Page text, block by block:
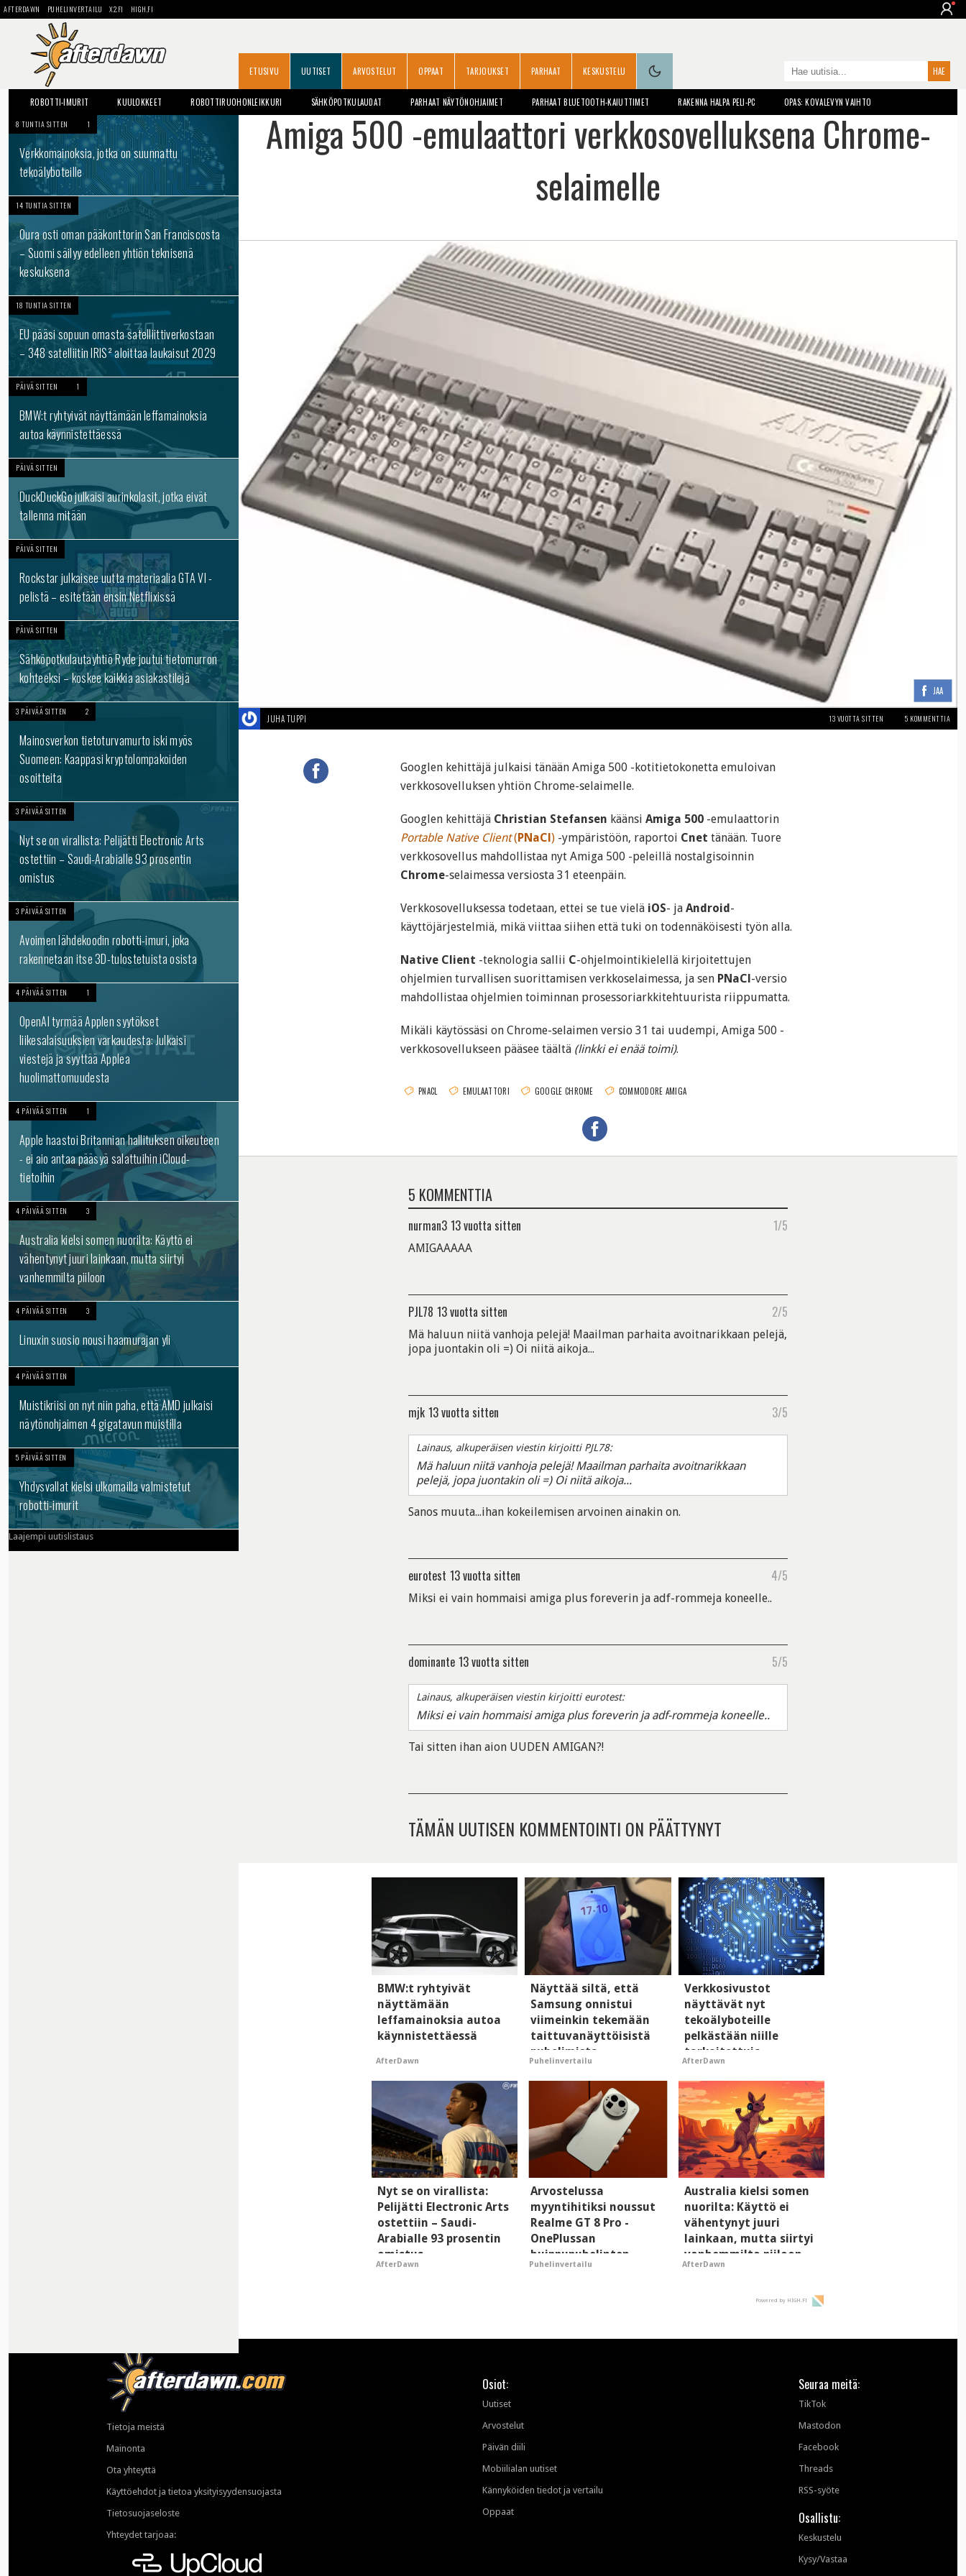
AFTERDAWN PUHELINVERTAILU X2.FI HIGH.FI
ETUSIVU UUTISET ARVOSTELUT OPPAAT TARJOUKSET PARHAAT KESKUSTELU
ROBOTTI-IMURIT KUULOKKEET ROBOTTIRUOHONLEIKKURI SÄHKÖPOTKULAUDAT PARHAAT NÄYTÖNOHJAIMET PARHAAT BLUETOOTH-KAIUTTIMET RAKENNA HALPA PELI-PC OPAS: KOVALEVYN VAIHTO
8 TUNTIA SITTEN 1
Verkkomainoksia, jotka on suunnattu
tekoälyboteille
14 TUNTIA SITTEN
Oura osti oman pääkonttorin San Franciscosta
– Suomi säilyy edelleen yhtiön teknisenä
keskuksena
18 TUNTIA SITTEN
EU pääsi sopuun omasta satelliittiverkostaan
– 348 satelliitin IRIS² aloittaa laukaisut 2029
PÄIVÄ SITTEN 1
BMW:t ryhtyivät näyttämään leffamainoksia
autoa käynnistettäessä
PÄIVÄ SITTEN
DuckDuckGo julkaisi aurinkolasit, jotka eivät
tallenna mitään
PÄIVÄ SITTEN
Rockstar julkaisee uutta materiaalia GTA VI -
pelistä – esitetään ensin Netflixissä
PÄIVÄ SITTEN
Sähköpotkulautayhtiö Ryde joutui tietomurron
kohteeksi – koskee kaikkia asiakastilejä
3 PÄIVÄÄ SITTEN 2
Mainosverkon tietoturvamurto iski myös
Suomeen: Kaappasi kryptolompakoiden
osoitteita
3 PÄIVÄÄ SITTEN
Nyt se on virallista: Pelijätti Electronic Arts
ostettiin – Saudi-Arabialle 93 prosentin
omistus
3 PÄIVÄÄ SITTEN
Avoimen lähdekoodin robotti-imuri, joka
rakennetaan itse 3D-tulostetuista osista
4 PÄIVÄÄ SITTEN 1
OpenAI tyrmää Applen syytökset
liikesalaisuuksien varkaudesta: Julkaisi
viestejä ja syyttää Applea
huolimattomuudesta
4 PÄIVÄÄ SITTEN 1
Apple haastoi Britannian hallituksen oikeuteen
- ei aio antaa pääsyä salattuihin iCloud-
tietoihin
4 PÄIVÄÄ SITTEN 3
Australia kielsi somen nuorilta: Käyttö ei
vähentynyt juuri lainkaan, mutta siirtyi
vanhemmilta piiloon
4 PÄIVÄÄ SITTEN 3
Linuxin suosio nousi haamurajan yli
4 PÄIVÄÄ SITTEN
Muistikriisi on nyt niin paha, että AMD julkaisi
näytönohjaimen 4 gigatavun muistilla
5 PÄIVÄÄ SITTEN
Yhdysvallat kielsi ulkomailla valmistetut
robotti-imurit
Laajempi uutislistaus
Amiga 500 -emulaattori verkkosovelluksena Chrome-
selaimelle
JAA
JUHA TUPPI 13 VUOTTA SITTEN 5 KOMMENTTIA
Googlen kehittäjä julkaisi tänään Amiga 500 -kotitietokonetta emuloivan
verkkosovelluksen yhtiön Chrome-selaimelle.
Googlen kehittäjä Christian Stefansen käänsi Amiga 500 -emulaattorin
Portable Native Client(PNaCl) -ympäristöön, raportoi Cnet tänään. Tuore
verkkosovellus mahdollistaa nyt Amiga 500 -peleillä nostalgisoinnin
Chrome-selaimessa versiosta 31 eteenpäin.
Verkkosovelluksessa todetaan, ettei se tue vielä iOS- ja Android-
käyttöjärjestelmiä, mikä viittaa siihen että tuki on todennäköisesti työn alla.
Native Client -teknologia sallii C-ohjelmointikielellä kirjoitettujen
ohjelmien turvallisen suorittamisen verkkoselaimessa, ja sen PNaCl-versio
mahdollistaa ohjelmien toiminnan prosessoriarkkitehtuurista riippumatta.
Mikäli käytössäsi on Chrome-selaimen versio 31 tai uudempi, Amiga 500 -
verkkosovellukseen pääsee täältä (linkki ei enää toimi).
PNACL EMULAATTORI GOOGLE CHROME COMMODORE AMIGA
5 KOMMENTTIA
nurman3 13 vuotta sitten 1/5
AMIGAAAAA
PJL78 13 vuotta sitten 2/5
Mä haluun niitä vanhoja pelejä! Maailman parhaita avoitnarikkaan pelejä,
jopa juontakin oli =) Oi niitä aikoja...
mjk 13 vuotta sitten 3/5
Lainaus, alkuperäisen viestin kirjoitti PJL78:
Mä haluun niitä vanhoja pelejä! Maailman parhaita avoitnarikkaan
pelejä, jopa juontakin oli =) Oi niitä aikoja...
Sanos muuta...ihan kokeilemisen arvoinen ainakin on.
eurotest 13 vuotta sitten 4/5
Miksi ei vain hommaisi amiga plus foreverin ja adf-rommeja koneelle..
dominante 13 vuotta sitten 5/5
Lainaus, alkuperäisen viestin kirjoitti eurotest:
Miksi ei vain hommaisi amiga plus foreverin ja adf-rommeja koneelle..
Tai sitten ihan aion UUDEN AMIGAN?!
TÄMÄN UUTISEN KOMMENTOINTI ON PÄÄTTYNYT
BMW:t ryhtyivät
näyttämään
leffamainoksia autoa
käynnistettäessä
AfterDawn
Näyttää siltä, että
Samsung onnistui
viimeinkin tekemään
taittuvanäyttöisistä
puhelimista
supersuosittuja
Puhelinvertailu
Verkkosivustot
näyttävät nyt
tekoälyboteille
pelkästään niille
tarkoitettuja
mainoksia - vaikuttaa
tekoälyn mielikuvaan
brändistä
AfterDawn
Nyt se on virallista:
Pelijätti Electronic Arts
ostettiin – Saudi-
Arabialle 93 prosentin
omistus
AfterDawn
Arvostelussa
myyntihitiksi noussut
Realme GT 8 Pro -
OnePlussan
huippupuhelinten
"perillinen"
Puhelinvertailu
Australia kielsi somen
nuorilta: Käyttö ei
vähentynyt juuri
lainkaan, mutta siirtyi
vanhemmilta piiloon
AfterDawn
Powered by HIGH.FI
Tietoja meistä
Mainonta
Ota yhteyttä
Käyttöehdot ja tietoa yksityisyydensuojasta
Tietosuojaseloste
Yhteydet tarjoaa:
Osiot:
Uutiset
Arvostelut
Päivän diili
Mobiilialan uutiset
Kännyköiden tiedot ja vertailu
Oppaat
Seuraa meitä:
TikTok
Mastodon
Facebook
Threads
RSS-syöte
Osallistu:
Keskustelu
Kysy/Vastaa